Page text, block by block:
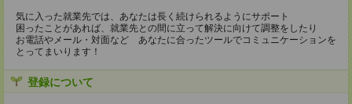
気に入った就業先では、あなたは長く続けられるようにサポート
困ったことがあれば、就業先との間に立って解決に向けて調整をしたり
お電話やメール・対面など あなたに合ったツールでコミュニケーションを
とってまいります！
登録について